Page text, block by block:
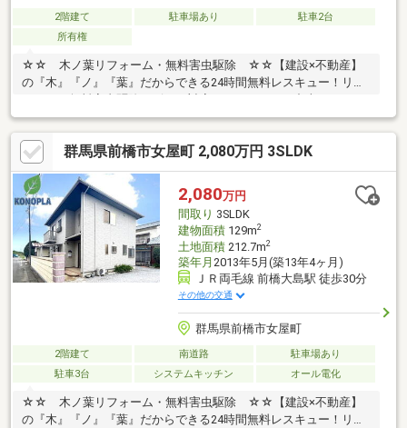
2階建て 駐車場あり
駐車2台
所有権
☆☆ 木ノ葉リフォーム・無料害虫駆除 ☆☆【建設×不動産】
の『木』『ノ』『葉』だからできる24時間無料レスキュー！リフ
ォーム・無料害虫駆除サビース対応しております！中古でもアフ
ターサービスがついており、住んでからの安心をずっとお届けし
ます！内覧時に、無料相談・お見積りも物件ごとに作成可能！！
オウチ探しも、リフォームも一緒に相談できます！＼弊社には、
『きつね隊』・『ゴリラ隊』という無料かけつけサービスの仕組
みが、整っています♪／住んでからのお家トラブル、緊急対応も承
っております♪お家のこと、すべて木ノ葉プランニングにお任せく
ださい＾＾
群馬県前橋市女屋町 2,080万円 3SLDK
2,080万円
間取り 3SLDK
建物面積129m2
土地面積212.7m2
築年月 2013年5月(築13年4ヶ月)
ＪＲ両毛線 前橋大島駅 徒歩30分
その他の交通
群馬県前橋市女屋町
2階建て 南道路
駐車場あり
駐車3台
システムキッチン オール電化
☆☆ 木ノ葉リフォーム・無料害虫駆除 ☆☆【建設×不動産】
の『木』『ノ』『葉』だからできる24時間無料レスキュー！リフ